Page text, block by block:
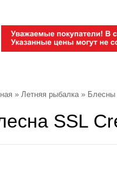
» Летняя рыбалка» Блесны
SSL